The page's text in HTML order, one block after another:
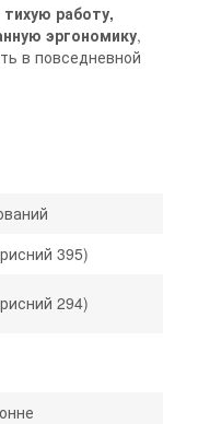
тихую работу,
эргономику,
в повседневной
395)
294)